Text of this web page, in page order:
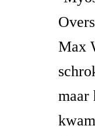
Max
maar